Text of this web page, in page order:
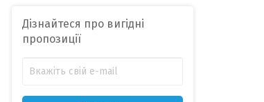
Дізнайтеся про вигідні
пропозиції